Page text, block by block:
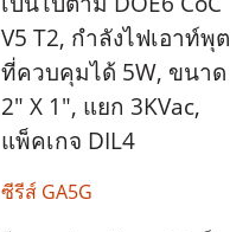
V5 T2, กำลังไฟเอาท์พุต
ที่ควบคุมได้ 5W, ขนาด
2" X 1", แยก 3KVac,
แพ็คเกจ DIL4
ซีรีส์ GA5G